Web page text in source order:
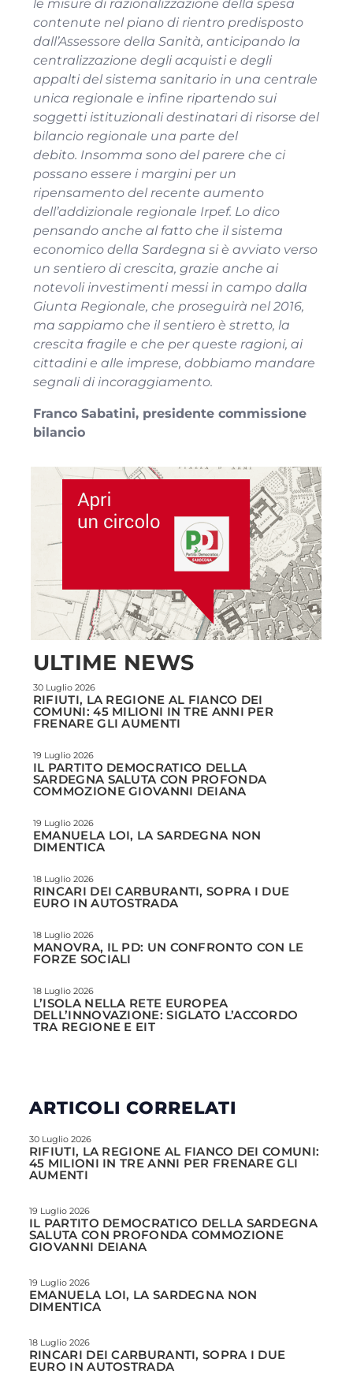
le misure di razionalizzazione della spesa
contenute nel piano di rientro predisposto
dall’Assessore della Sanità, anticipando la
centralizzazione degli acquisti e degli
appalti del sistema sanitario in una centrale
unica regionale e infine ripartendo sui
soggetti istituzionali destinatari di risorse del
bilancio regionale una parte del
debito. Insomma sono del parere che ci
possano essere i margini per un
ripensamento del recente aumento
dell’addizionale regionale Irpef. Lo dico
pensando anche al fatto che il sistema
economico della Sardegna si è avviato verso
un sentiero di crescita, grazie anche ai
notevoli investimenti messi in campo dalla
Giunta Regionale, che proseguirà nel 2016,
ma sappiamo che il sentiero è stretto, la
crescita fragile e che per queste ragioni, ai
cittadini e alle imprese, dobbiamo mandare
segnali di incoraggiamento.
Franco Sabatini, presidente commissione
bilancio
ULTIME NEWS
30 Luglio 2026
RIFIUTI, LA REGIONE AL FIANCO DEI
COMUNI: 45 MILIONI IN TRE ANNI PER
FRENARE GLI AUMENTI
19 Luglio 2026
IL PARTITO DEMOCRATICO DELLA
SARDEGNA SALUTA CON PROFONDA
COMMOZIONE GIOVANNI DEIANA
19 Luglio 2026
EMANUELA LOI, LA SARDEGNA NON
DIMENTICA
18 Luglio 2026
RINCARI DEI CARBURANTI, SOPRA I DUE
EURO IN AUTOSTRADA
18 Luglio 2026
MANOVRA, IL PD: UN CONFRONTO CON LE
FORZE SOCIALI
18 Luglio 2026
L’ISOLA NELLA RETE EUROPEA
DELL’INNOVAZIONE: SIGLATO L’ACCORDO
TRA REGIONE E EIT
ARTICOLI CORRELATI
30 Luglio 2026
RIFIUTI, LA REGIONE AL FIANCO DEI COMUNI:
45 MILIONI IN TRE ANNI PER FRENARE GLI
AUMENTI
19 Luglio 2026
IL PARTITO DEMOCRATICO DELLA SARDEGNA
SALUTA CON PROFONDA COMMOZIONE
GIOVANNI DEIANA
19 Luglio 2026
EMANUELA LOI, LA SARDEGNA NON
DIMENTICA
18 Luglio 2026
RINCARI DEI CARBURANTI, SOPRA I DUE
EURO IN AUTOSTRADA